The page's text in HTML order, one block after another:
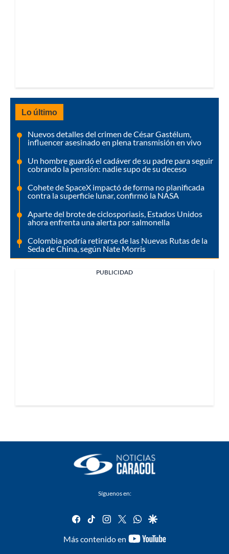
Lo último
Nuevos detalles del crimen de César Gastélum,
influencer asesinado en plena transmisión en vivo
Un hombre guardó el cadáver de su padre para seguir
cobrando la pensión: nadie supo de su deceso
Cohete de SpaceX impactó de forma no planificada
contra la superficie lunar, confirmó la NASA
Aparte del brote de ciclosporiasis, Estados Unidos
ahora enfrenta una alerta por salmonella
Colombia podría retirarse de las Nuevas Rutas de la
Seda de China, según Nate Morris
PUBLICIDAD
Síguenos en:
facebook
tiktok instagram
twitterwhatsapp
google
Más contenido en
youtube-